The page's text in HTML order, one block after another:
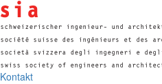
Kontakt